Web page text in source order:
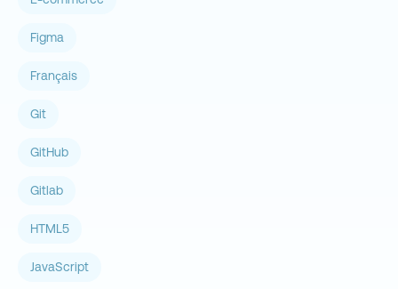
Figma
Français
Git
GitHub
Gitlab
HTML5
JavaScript